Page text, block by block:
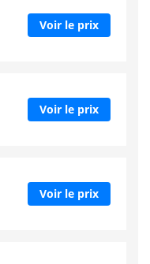
Voir le prix
Voir le prix
Voir le prix